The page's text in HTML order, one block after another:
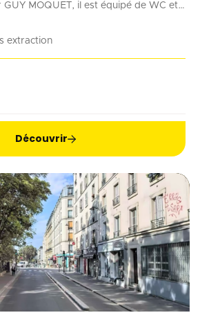
MOQUET, il est équipé de WC et
parfaitement à une activité de
...
extraction
Découvrir